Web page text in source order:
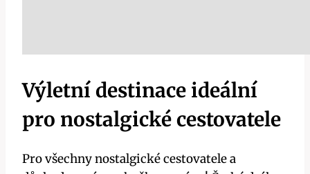
Výletní destinace ideální
pro nostalgické cestovatele
Pro všechny nostalgické cestovatele a